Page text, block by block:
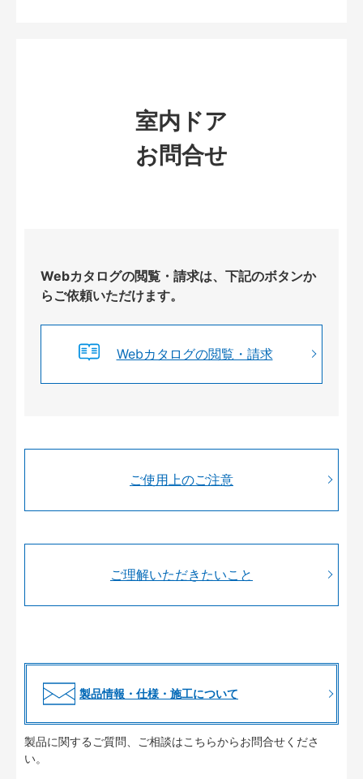
室内ドア
お問合せ
Webカタログの閲覧・請求は、下記のボタンか
らご依頼いただけます。
Webカタログの閲覧・請求
ご使用上のご注意
ご理解いただきたいこと
製品情報・仕様・施工について
製品に関するご質問、ご相談はこちらからお問合せくださ
い。